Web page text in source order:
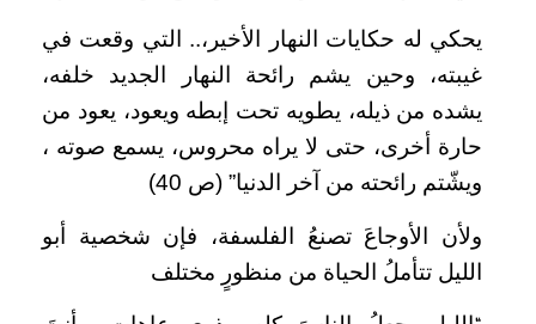
يحكي له حكايات النهار الأخير،.. التي وقعت في
غيبته، وحين يشم رائحة النهار الجديد خلفه،
يشده من ذيله، يطويه تحت إبطه ويعود، يعود من
حارة أخرى، حتى لا يراه محروس، يسمع صوته ،
ويشّتم رائحته من آخر الدنيا” (ص 40)
ولأن الأوجاعَ تصنعُ الفلسفة، فإن شخصية أبو
الليل تتأملُ الحياة من منظورٍ مختلف